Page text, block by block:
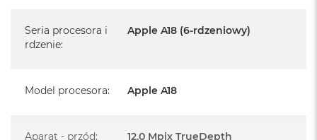
ustawień. Genialne zdjęcia i wideo zarejestrujesz teraz w
BLIŻEJ, DALEJ, LEPIEJ
–Udoskonalony aparat
Aparatem Fusion 48 MP zrobisz zarówno fotografie o
Seria procesora i
rdzenie:
Apple A18 (6-rdzeniowy)
Model procesora: Apple A18
Aparat - przód: 12.0 Mpix TrueDepth